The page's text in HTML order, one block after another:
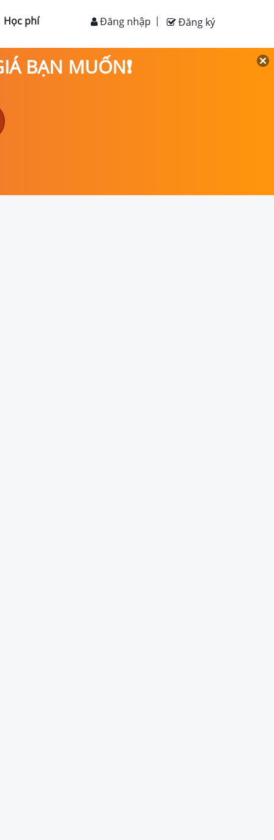
Học phí Đăng ký
Đăng nhập
BẠN MUỐN❗